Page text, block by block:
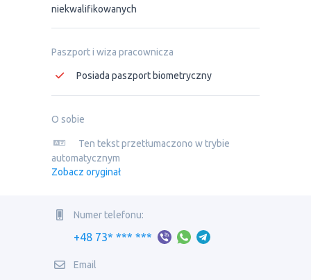
niekwalifikowanych
Paszport i wiza pracownicza
Posiada paszport biometryczny
O sobie
Ten tekst przetłumaczono w trybie
automatycznym
Zobacz oryginał
Numer telefonu:
+48 73* *** ***
Email